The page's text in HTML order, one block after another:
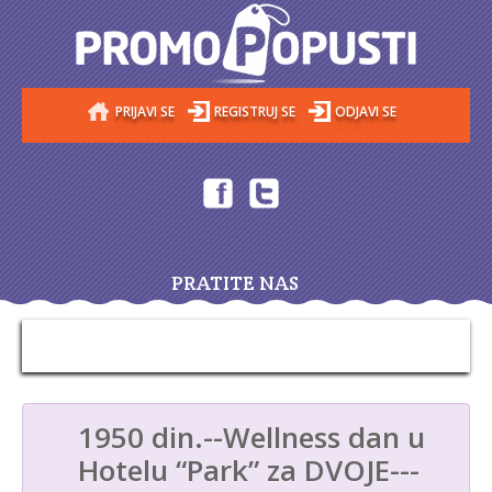
PRIJAVI SE REGISTRUJ SE ODJAVI SE
PRATITE NAS
1950 din.--Wellness dan u
Hotelu “Park” za DVOJE---